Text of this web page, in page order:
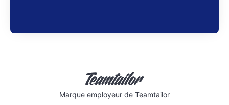
Marque employeur de Teamtailor